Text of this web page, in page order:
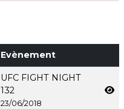
Evènement
UFC FIGHT NIGHT
132
23/06/2018